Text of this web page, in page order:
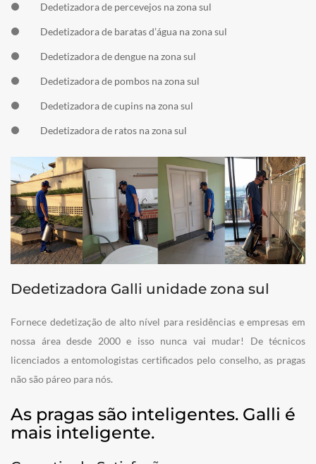
Dedetizadora de percevejos na zona sul
Dedetizadora de baratas d’água na zona sul
Dedetizadora de dengue na zona sul
Dedetizadora de pombos na zona sul
Dedetizadora de cupins na zona sul
Dedetizadora de ratos na zona sul
Dedetizadora Galli unidade zona sul
Fornece dedetização de alto nível para residências e empresas em
nossa área desde 2000 e isso nunca vai mudar! De técnicos
licenciados a entomologistas certificados pelo conselho, as pragas
não são páreo para nós.
As pragas são inteligentes. Galli é
mais inteligente.